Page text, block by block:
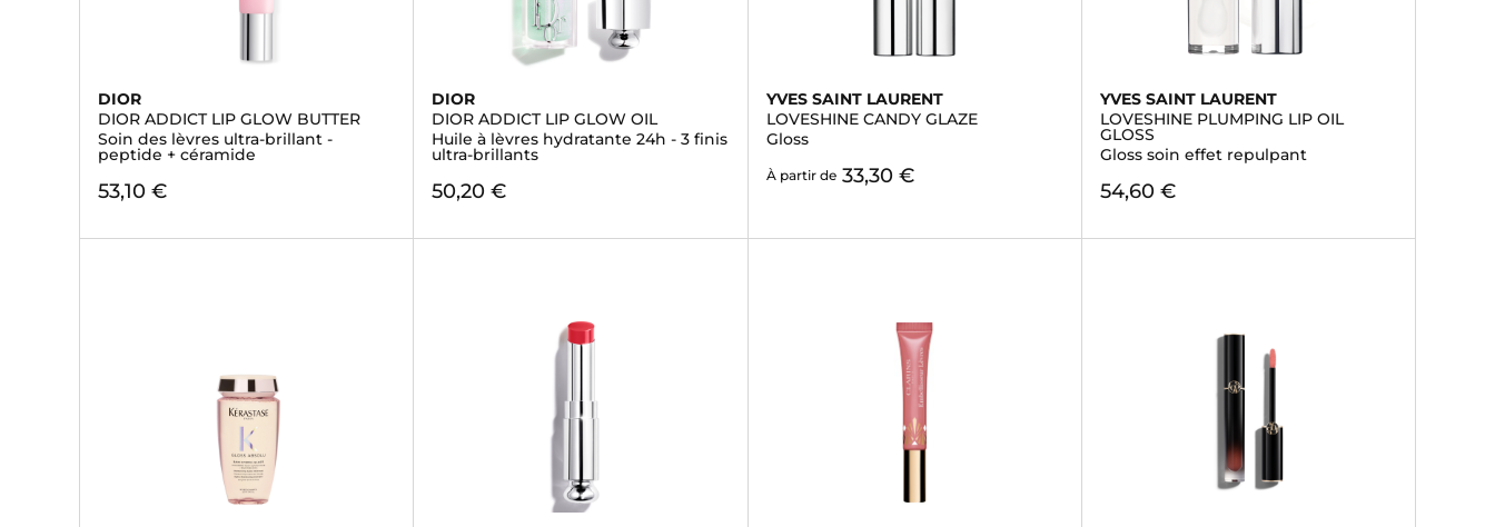
DIOR
DIOR ADDICT LIP GLOW BUTTER
Soin des lèvres ultra-brillant -
peptide + céramide
53,10 €
DIOR
DIOR ADDICT LIP GLOW OIL
Huile à lèvres hydratante 24h - 3 finis
ultra-brillants
50,20 €
YVES SAINT LAURENT
LOVESHINE CANDY GLAZE
Gloss
À partir de 33,30 €
YVES SAINT LAURENT
LOVESHINE PLUMPING LIP OIL
GLOSS
Gloss soin effet repulpant
54,60 €